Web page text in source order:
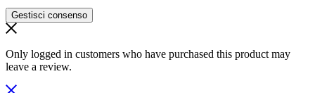
Gestisci consenso
Only logged in customers who have purchased this product may
leave a review.